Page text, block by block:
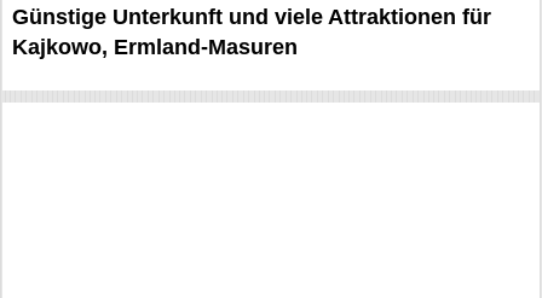
Günstige Unterkunft und viele Attraktionen für
Kajkowo, Ermland-Masuren